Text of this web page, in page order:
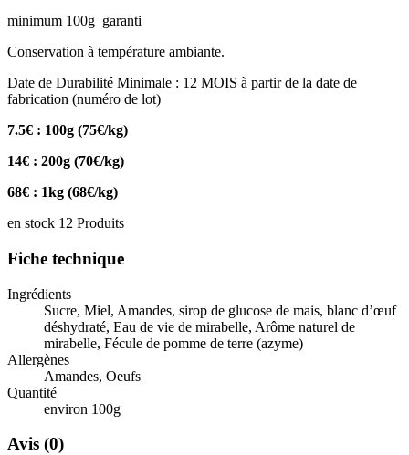
minimum 100g garanti
Conservation à température ambiante.
Date de Durabilité Minimale : 12 MOIS à partir de la date de
fabrication (numéro de lot)
7.5€ : 100g (75€/kg)
14€ : 200g (70€/kg)
68€ : 1kg (68€/kg)
en stock 12 Produits
Fiche technique
Ingrédients
Sucre, Miel, Amandes, sirop de glucose de mais, blanc d’œuf
déshydraté, Eau de vie de mirabelle, Arôme naturel de
mirabelle, Fécule de pomme de terre (azyme)
Allergènes
Amandes, Oeufs
Quantité
environ 100g
Avis (0)